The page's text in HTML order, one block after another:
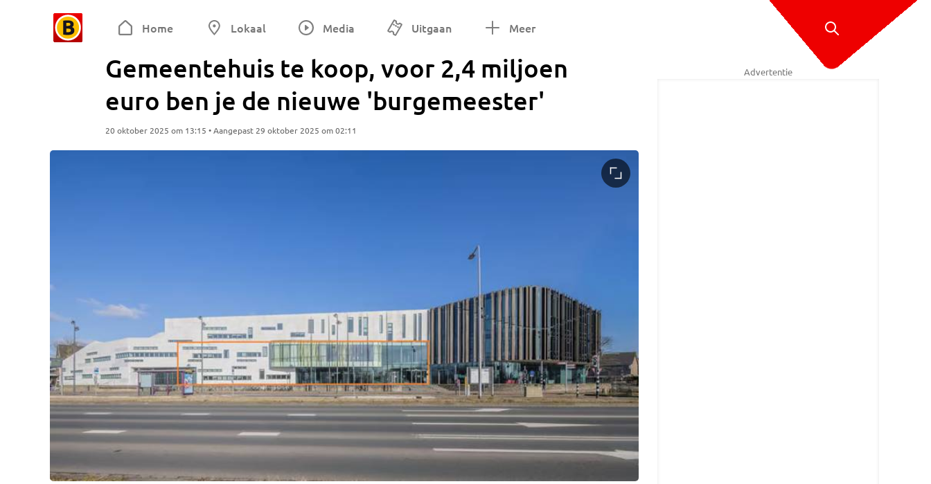
Home Lokaal Media Uitgaan Meer
Gemeentehuis te koop, voor 2,4 miljoen
euro ben je de nieuwe 'burgemeester'
20 oktober 2025 om 13:15 • Aangepast 29 oktober 2025 om 02:11
Advertentie